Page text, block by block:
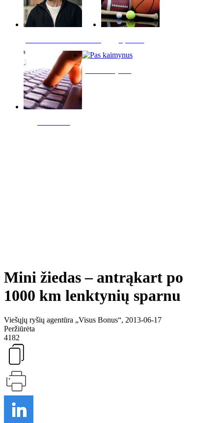
Mini žiedas – antrąkart po
1000 km lenktynių sparnu
Viešųjų ryšių agentūra „Visus Bonus“, 2013-06-17
Peržiūrėta
4182